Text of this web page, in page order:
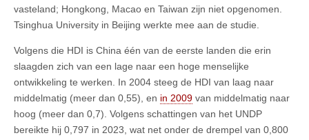
vasteland; Hongkong, Macao en Taiwan zijn niet opgenomen.
Tsinghua University in Beijing werkte mee aan de studie.
Volgens die HDI is China één van de eerste landen die erin
slaagden zich van een lage naar een hoge menselijke
ontwikkeling te werken. In 2004 steeg de HDI van laag naar
middelmatig (meer dan 0,55), en in 2009 van middelmatig naar
hoog (meer dan 0,7). Volgens schattingen van het UNDP
bereikte hij 0,797 in 2023, wat net onder de drempel van 0,800